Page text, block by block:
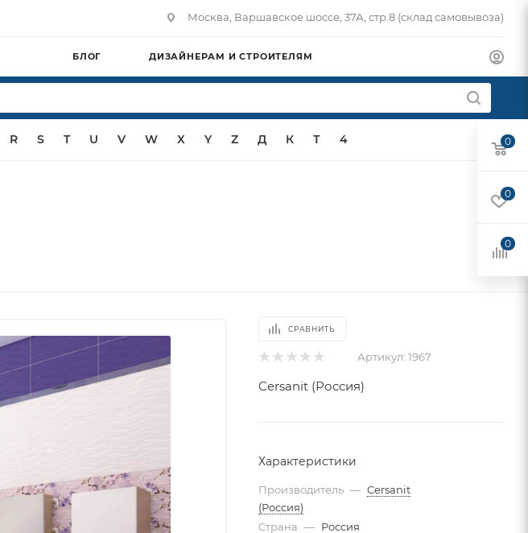
Москва, Варшавское шоссе, 37А, стр.8 (склад самовывоза)
БЛОГ ДИЗАЙНЕРАМ И СТРОИТЕЛЯМ
R S T U V W X Y Z Д К Т 4
СРАВНИТЬ
Артикул: 1967
Cersanit (Россия)
Характеристики
Производитель — Cersanit
(Россия)
Страна — Россия
0
0
0